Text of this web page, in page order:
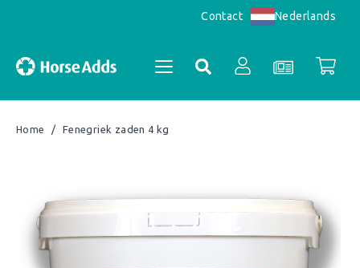
Contact Nederlands
Bestellingen
Registreren
Home / Fenegriek zaden 4 kg